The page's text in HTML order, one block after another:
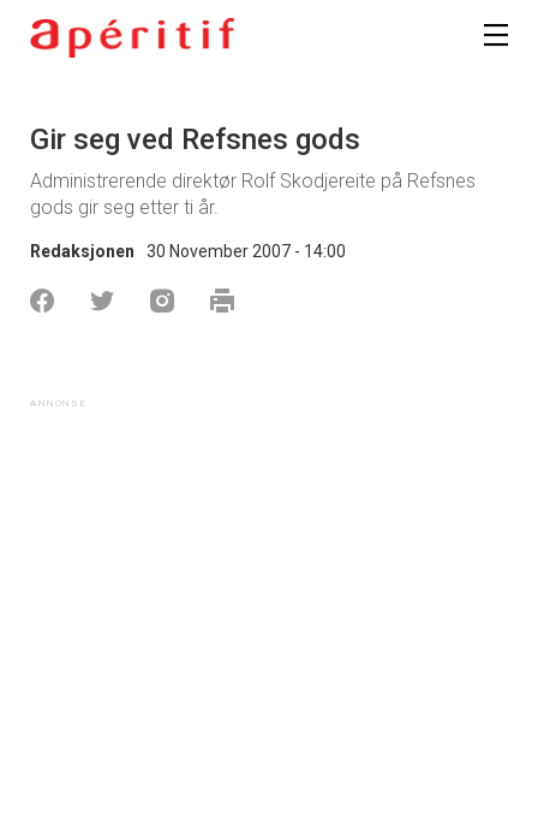
Gir seg ved Refsnes gods
Administrerende direktør Rolf Skodjereite på Refsnes
gods gir seg etter ti år.
Redaksjonen 30 November 2007 - 14:00